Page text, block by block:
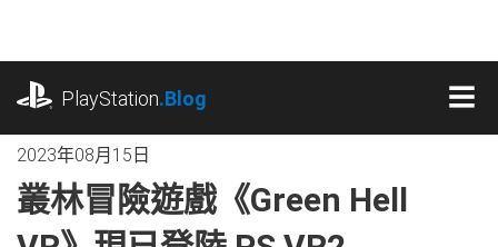
內
PlayStation.Blog
2023年08月15日
叢林冒險遊戲《Green Hell